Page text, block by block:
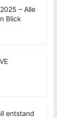
– Alle
Blick
entstand